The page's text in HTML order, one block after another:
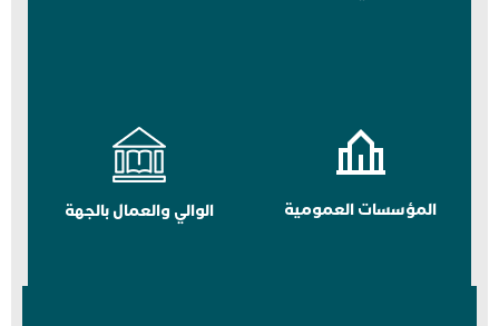
المؤسسات العمومية الوالي والعمال بالجهة